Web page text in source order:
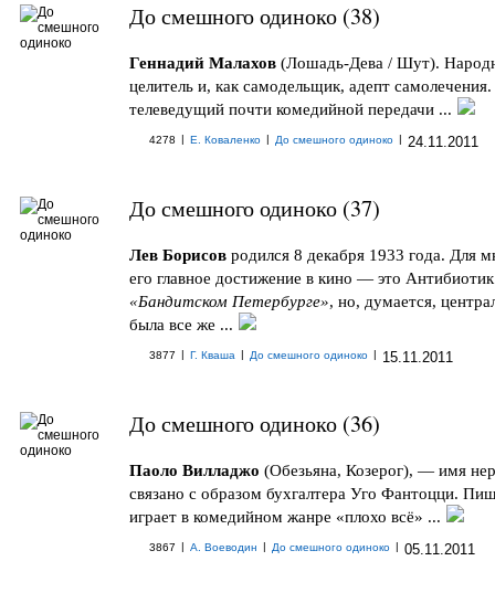
До смешного одиноко (38)
Геннадий Малахов (Лошадь-Дева / Шут).
целитель и, как самодельщик, адепт
телеведущий почти комедийной передачи ...
4278 | Е. Коваленко | До смешного одиноко | 24.11.2011
До смешного одиноко (37)
Лев Борисов родился 8 декабря 1933 года. Для
его главное достижение в кино — это
«Бандитском Петербурге», но, думается,
была все же ...
3877 | Г. Кваша | До смешного одиноко | 15.11.2011
До смешного одиноко (36)
Паоло Вилладжо (Обезьяна, Козерог), — имя
связано с образом бухгалтера Уго Фантоцци.
играет в комедийном жанре «плохо всё» ...
3867 | А. Воеводин | До смешного одиноко | 05.11.2011